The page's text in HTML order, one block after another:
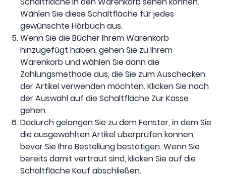
Wählen Sie diese Schaltfläche für jedes
gewünschte Hörbuch aus.
Wenn Sie die Bücher Ihrem Warenkorb
hinzugefügt haben, gehen Sie zu Ihrem
Warenkorb und wählen Sie dann die
Zahlungsmethode aus, die Sie zum Auschecken
der Artikel verwenden möchten. Klicken Sie nach
der Auswahl auf die Schaltfläche Zur Kasse
gehen.
Dadurch gelangen Sie zu dem Fenster, in dem Sie
die ausgewählten Artikel überprüfen können,
bevor Sie Ihre Bestellung bestätigen. Wenn Sie
bereits damit vertraut sind, klicken Sie auf die
Schaltfläche Kauf abschließen.